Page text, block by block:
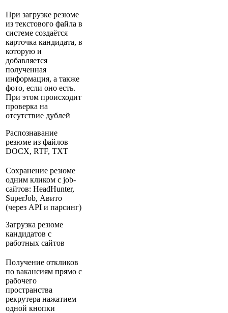
При загрузке резюме
из текстового файла в
системе создаётся
карточка кандидата, в
которую и
добавляется
полученная
информация, а также
фото, если оно есть.
При этом происходит
проверка на
отсутствие дублей
Распознавание
резюме из файлов
DOCX, RTF, TXT
Сохранение резюме
одним кликом с job-
сайтов: HeadHunter,
SuperJob, Авито
(через API и парсинг)
Загрузка резюме
кандидатов с
работных сайтов
Получение откликов
по вакансиям прямо с
рабочего
пространства
рекрутера нажатием
одной кнопки